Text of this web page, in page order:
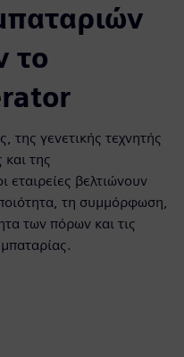
το
γενετικής τεχνητής
της
εταιρείες βελτιώνουν
τη συμμόρφωση,
των πόρων και τις